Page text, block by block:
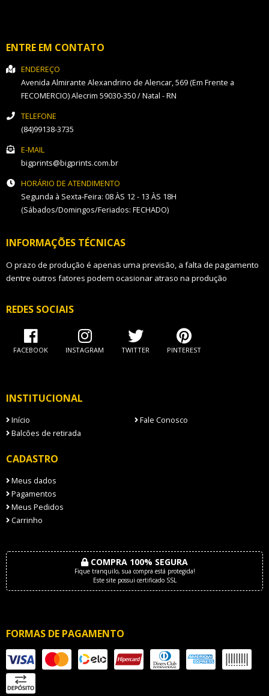
ENTRE EM CONTATO
ENDEREÇO
Avenida Almirante Alexandrino de Alencar, 569 (Em Frente a
FECOMERCIO)Alecrim 59030-350/Natal - RN
TELEFONE
(84)99138-3735
E-MAIL
bigprints@bigprints.com.br
HORÁRIO DE ATENDIMENTO
Segunda à Sexta-Feira: 08 ÀS 12 - 13 ÀS 18H
(Sábados/Domingos/Feriados: FECHADO)
INFORMAÇÕES TÉCNICAS
O prazo de produção é apenas uma previsão, a falta de pagamento
dentre outros fatores podem ocasionar atraso na produção
REDES SOCIAIS
FACEBOOK INSTAGRAM TWITTER PINTEREST
INSTITUCIONAL
Início
Fale Conosco
Balcões de retirada
CADASTRO
Meus dados
Pagamentos
Meus Pedidos
Carrinho
COMPRA 100% SEGURA
Fique tranquilo, sua compra está protegida!
Este site possui certificado SSL
FORMAS DE PAGAMENTO